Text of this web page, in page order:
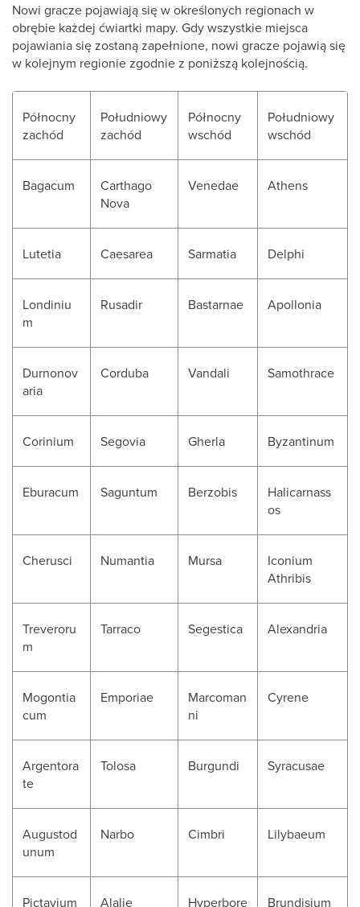
Nowi gracze pojawiają się w określonych regionach w
obrębie każdej ćwiartki mapy. Gdy wszystkie miejsca
pojawiania się zostaną zapełnione, nowi gracze pojawią się
w kolejnym regionie zgodnie z poniższą kolejnością.
Północny
zachód
Południowy
zachód
Północny
wschód
Południowy
wschód
Bagacum
Carthago
Nova
Venedae Athens
Lutetia Caesarea Sarmatia Delphi
Londiniu
m
Rusadir Bastarnae Apollonia
Durnonov
aria
Corduba Vandali Samothrace
Corinium Segovia Gherla Byzantinum
Eburacum Saguntum Berzobis
Halicarnass
os
Cherusci Numantia Mursa
Iconium
Athribis
Treveroru
m
Tarraco Segestica Alexandria
Mogontia
cum
Emporiae
Marcoman
ni
Cyrene
Argentora
te
Tolosa Burgundi Syracusae
Augustod
unum
Narbo Cimbri Lilybaeum
Pictavium Alalie Hyperbore Brundisium